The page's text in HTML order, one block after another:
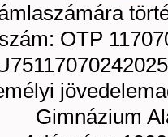
OTP
Gimnázium